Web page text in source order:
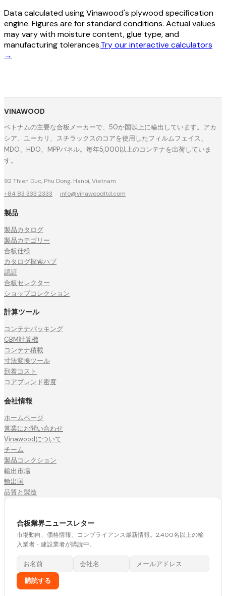
Data calculated using Vinawood's plywood specification
engine. Figures are for standard conditions. Actual values
may vary with moisture content, glue type, and
manufacturing tolerances.Try our interactive calculators
→
VINAWOOD
ベトナムの主要な合板メーカーで、50か国以上に輸出しています。アカ
シア、ユーカリ、スチラックスのコアを使用したフィルムフェイス、
MDO、HDO、MPPパネル。毎年5,000以上のコンテナを出荷していま
す。
92 Thien Duc, Phu Dong, Hanoi, Vietnam
+84 83 333 2333 · info@vinawoodltd.com
製品
製品カタログ
製品カテゴリー
合板仕様
カタログ探索ハブ
認証
合板セレクター
ショップコレクション
計算ツール
コンテナパッキング
CBM計算機
コンテナ積載
寸法変換ツール
到着コスト
コアブレンド密度
会社情報
ホームページ
営業にお問い合わせ
Vinawoodについて
チーム
製品コレクション
輸出市場
輸出国
品質と製造
合板業界ニュースレター
市場動向、価格情報、コンプライアンス最新情報。2,400名以上の輸
入業者・建設業者が購読中。
購読する